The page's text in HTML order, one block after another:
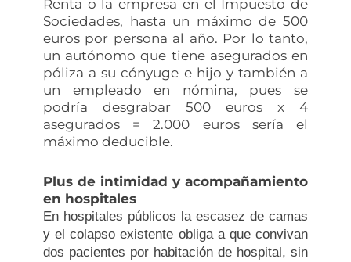
Renta o la empresa en el Impuesto de
Sociedades, hasta un máximo de 500
euros por persona al año. Por lo tanto,
un autónomo que tiene asegurados en
póliza a su cónyuge e hijo y también a
un empleado en nómina, pues se
podría desgrabar 500 euros x 4
asegurados = 2.000 euros sería el
máximo deducible.
Plus de intimidad y acompañamiento
en hospitales
En hospitales públicos la escasez de camas
y el colapso existente obliga a que convivan
dos pacientes por habitación de hospital, sin